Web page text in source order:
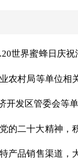
世界蜜蜂日庆
农村局等单位相
开发区管委会等
的二十大精神，
产品销售渠道